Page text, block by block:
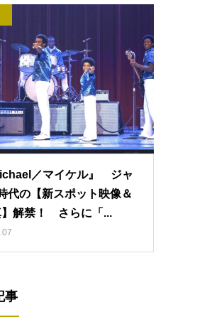
／マイケル』 ジャ
代の【新スポット映像＆
】解禁！ さらに「...
事